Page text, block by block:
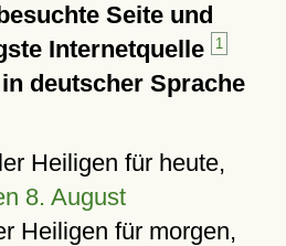
Seite und
Internetquelle
1
deutscher Sprache
Heiligen für heute,
8. August
Heiligen für morgen,